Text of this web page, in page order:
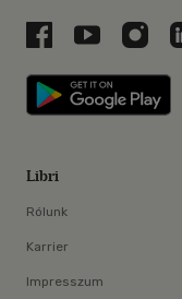
Libri aLibri a
Libri
Rólunk
Karrier
Impresszum